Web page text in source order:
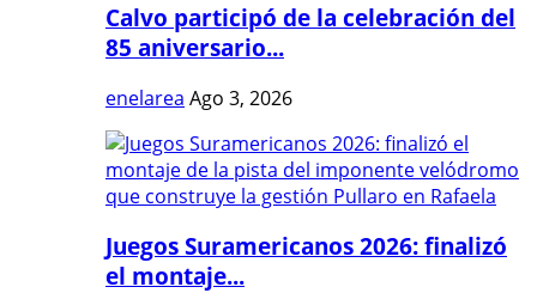
Calvo participó de la celebración del
85 aniversario...
enelarea Ago 3, 2026
Juegos Suramericanos 2026: finalizó
el montaje...